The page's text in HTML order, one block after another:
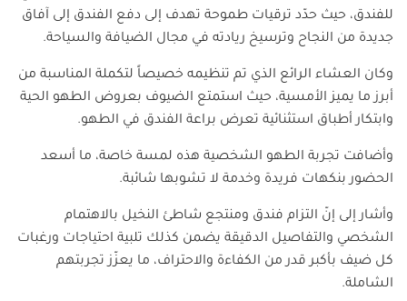
للفندق، حيث حدّد ترقيات طموحة تهدف إلى دفع الفندق إلى آفاق
جديدة من النجاح وترسيخ ريادته في مجال الضيافة والسياحة.
وكان العشاء الرائع الذي تم تنظيمه خصيصاً لتكملة المناسبة من
أبرز ما يميز الأمسية، حيث استمتع الضيوف بعروض الطهو الحية
وابتكار أطباق استثنائية تعرض براعة الفندق في الطهو.
وأضافت تجربة الطهو الشخصية هذه لمسة خاصة، ما أسعد
الحضور بنكهات فريدة وخدمة لا تشوبها شائبة.
وأشار إلى إنّ التزام فندق ومنتجع شاطئ النخيل بالاهتمام
الشخصي والتفاصيل الدقيقة يضمن كذلك تلبية احتياجات ورغبات
كل ضيف بأكبر قدر من الكفاءة والاحتراف، ما يعزّز تجربتهم
الشاملة.